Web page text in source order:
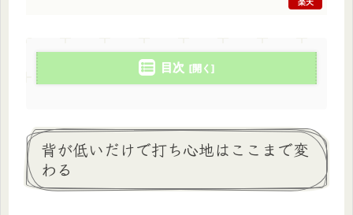
楽天
目次
背が低いだけで打ち心地はここまで変
わる